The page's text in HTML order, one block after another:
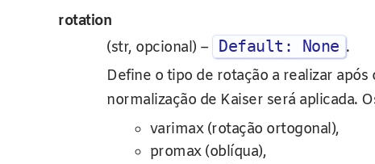
rotation
(str, opcional) –
Default: None .
Define o tipo de rotação a realizar
normalização de Kaiser será aplicada.
varimax (rotação ortogonal),
promax (oblíqua),